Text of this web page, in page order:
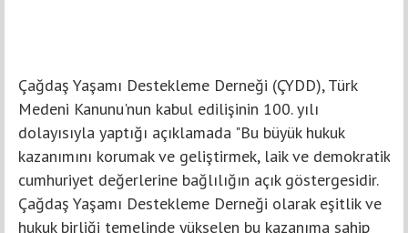
Çağdaş Yaşamı Destekleme Derneği (ÇYDD), Türk
Medeni Kanunu'nun kabul edilişinin 100. yılı
dolayısıyla yaptığı açıklamada "Bu büyük hukuk
kazanımını korumak ve geliştirmek, laik ve demokratik
cumhuriyet değerlerine bağlılığın açık göstergesidir.
Çağdaş Yaşamı Destekleme Derneği olarak eşitlik ve
hukuk birliği temelinde yükselen bu kazanıma sahip